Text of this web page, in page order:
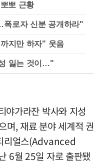
뽀 근황
로자 신분 공개하라"
지만 하자" 웃음
잃는 것이…"
야가라잔 박사와 지성
며, 재료 분야 세계적 권
리얼스(Advanced
월 25일 자로 출판됐